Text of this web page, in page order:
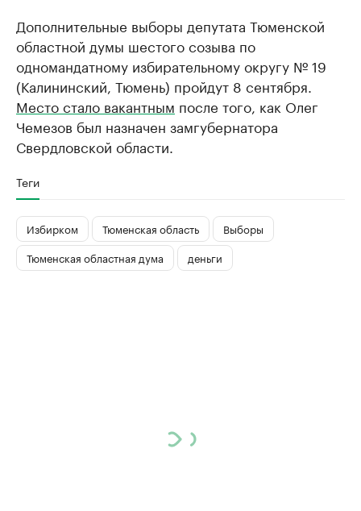
Дополнительные выборы депутата Тюменской
областной думы шестого созыва по
одномандатному избирательному округу № 19
(Калининский, Тюмень) пройдут 8 сентября.
Место стало вакантным после того, как Олег
Чемезов был назначен замгубернатора
Свердловской области.
Теги
Избирком Тюменская область
Выборы
Тюменская областная дума
деньги